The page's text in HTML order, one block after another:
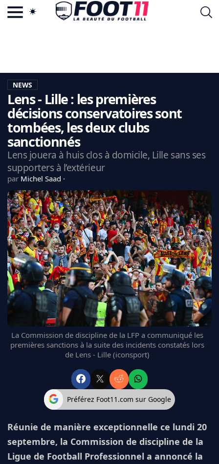
LA CHARTE
VIE PRIVÉE
CGU
CONTACTEZ-NOUS
MERCATO
CDM 2026
EDF
PSG
LIGUE 1
REAL MADRID
FC BARCELONE
MANCHESTER UNITED
CHELSEA
ARSENAL
BAYERN
L'AVIS DE LA RÉDAC'
NEWS
Lens - Lille : les premières
décisions conservatoires sont
tombées, les deux clubs
sanctionnés
Lens jouera à huis clos à domicile, Lille sans ses
supporters à l’extérieur
par Michel Saad
La Commission de discipline de la LFP a communiqué les
premières sanctions à la suite des incidents constatés lors
de Lens - Lille (iconsport)
Préférez Foot11.com sur Google
Réunie de manière exceptionnelle ce lundi 20
septembre, la Commission de discipline de la
Ligue de Football Professionnel a annoncé la